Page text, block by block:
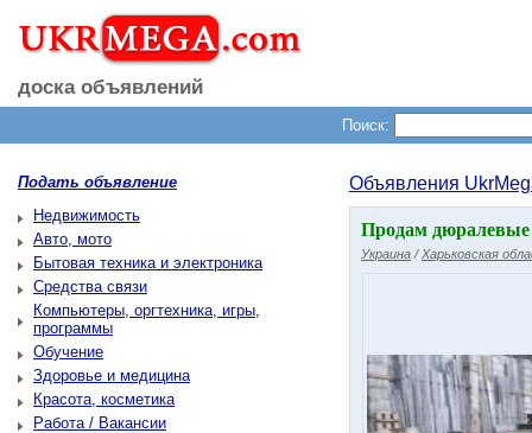
доска объявлений
Поиск:
Подать объявление
Недвижимость
Авто, мото
Бытовая техника и электроника
Средства связи
Компьютеры, оргтехника, игры,
программы
Обучение
Здоровье и медицина
Красота, косметика
Работа / Вакансии
Объявления
Продам дюралевые
Украина / Харьковская